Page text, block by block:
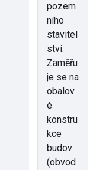
pozem
ního
stavitel
ství.
Zaměřu
je se na
obalov
é
konstru
kce
budov
(obvod